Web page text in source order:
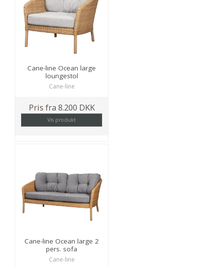
Cane-line Ocean large
loungestol
Cane-line
Pris fra 8.200 DKK
Vis produkt
Cane-line Ocean large 2
pers. sofa
Cane-line